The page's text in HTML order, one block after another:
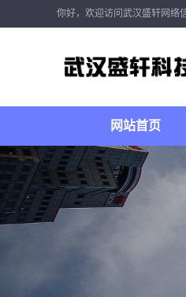
你好，欢迎访问武汉盛轩网络
网站首页